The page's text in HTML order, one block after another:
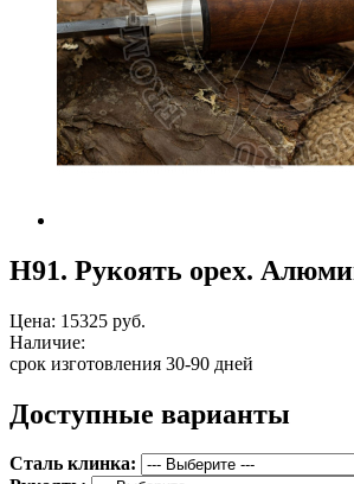
Н91. Рукоять орех.
Цена: 15325 руб.
Наличие:
срок изготовления 30-90 дней
Доступные варианты
Сталь клинка: